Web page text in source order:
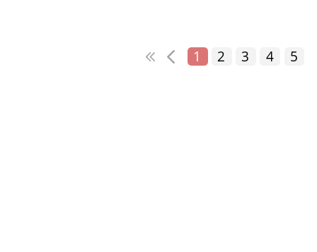
1 2 3 4 5